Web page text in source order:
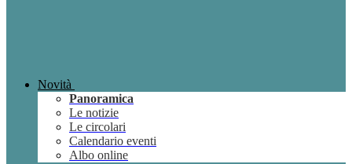
Novità
Panoramica
Le notizie
Le circolari
Calendario eventi
Albo online